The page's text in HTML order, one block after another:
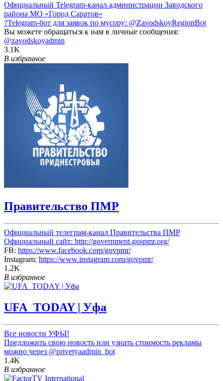
Официальный Telegram-канал администрации Заводского
района МО «Город Саратов»
?Telegram-бот для заявок по мусору: @ZavodskoyRegionBot
Вы можете обращаться к нам в личные сообщения:
@zavodskoyadmin
3.1K
В избранное
Правительство ПМР
Официальный телеграм-канал Правительства ПМР
Официальный сайт: http://government.gospmr.org/
FB: https://www.facebook.com/govpmr/
Instagram: https://www.instagram.com/govpmr/
1.2K
В избранное
UFA_TODAY | Уфа
Все новости УФЫ!
Предложить свою новость или узнать стоимость рекламы
можно через @privetyaadmin_bot
1.4K
В избранное